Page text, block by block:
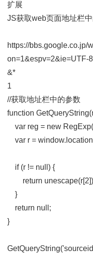
扩展
JS获取web页面地址栏中
https://bbs.google.co.jp/
on=1&espv=2&ie=UTF-
&*
1
//获取地址栏中的参数
function
var reg = new
var r =
if (r != null) {
return
}
return null;
}